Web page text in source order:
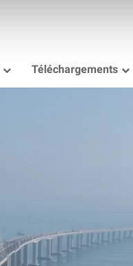
Téléchargements